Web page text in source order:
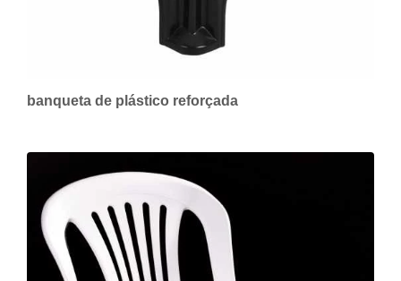
banqueta de plástico reforçada